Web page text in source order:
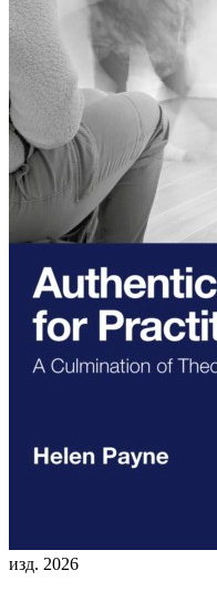
изд. 2026